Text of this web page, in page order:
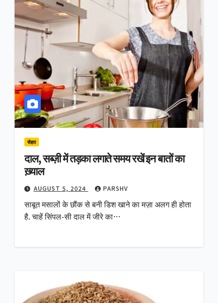
सेहत
दाल, सब्ज़ी में तड़का लगाते समय रखें इन बातों का
ख़्याल
AUGUST 5, 2024 PARSHV
साबूत मसालों के छौंक से बनी डिश खाने का मज़ा अलग ही होता
है. चाहें सिंपल-सी दाल में जीरे का…